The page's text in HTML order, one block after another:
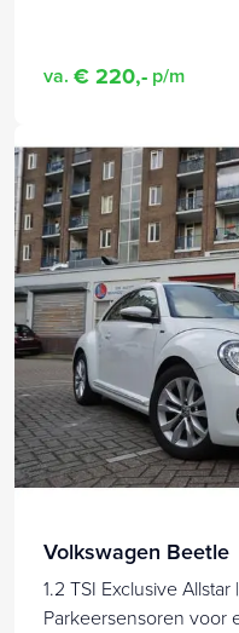
va. € 220,- p/m
Volkswagen Beetle
1.2 TSI Exclusive Allstar
Parkeersensoren voor